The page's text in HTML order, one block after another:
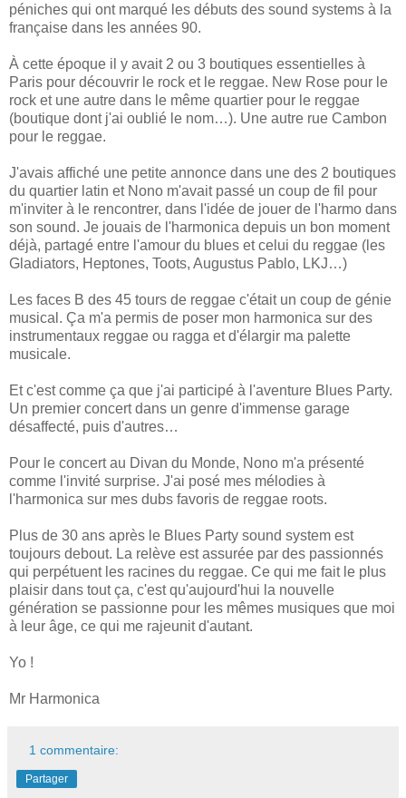
péniches qui ont marqué les débuts des sound systems à la
française dans les années 90.
À cette époque il y avait 2 ou 3 boutiques essentielles à
Paris pour découvrir le rock et le reggae. New Rose pour le
rock et une autre dans le même quartier pour le reggae
(boutique dont j'ai oublié le nom…). Une autre rue Cambon
pour le reggae.
J'avais affiché une petite annonce dans une des 2 boutiques
du quartier latin et Nono m'avait passé un coup de fil pour
m'inviter à le rencontrer, dans l'idée de jouer de l'harmo dans
son sound. Je jouais de l'harmonica depuis un bon moment
déjà, partagé entre l'amour du blues et celui du reggae (les
Gladiators, Heptones, Toots, Augustus Pablo, LKJ…)
Les faces B des 45 tours de reggae c'était un coup de génie
musical. Ça m'a permis de poser mon harmonica sur des
instrumentaux reggae ou ragga et d'élargir ma palette
musicale.
Et c'est comme ça que j'ai participé à l'aventure Blues Party.
Un premier concert dans un genre d'immense garage
désaffecté, puis d'autres…
Pour le concert au Divan du Monde, Nono m'a présenté
comme l'invité surprise. J'ai posé mes mélodies à
l'harmonica sur mes dubs favoris de reggae roots.
Plus de 30 ans après le Blues Party sound system est
toujours debout. La relève est assurée par des passionnés
qui perpétuent les racines du reggae. Ce qui me fait le plus
plaisir dans tout ça, c'est qu'aujourd'hui la nouvelle
génération se passionne pour les mêmes musiques que moi
à leur âge, ce qui me rajeunit d'autant.
Yo !
Mr Harmonica
1 commentaire:
Partager